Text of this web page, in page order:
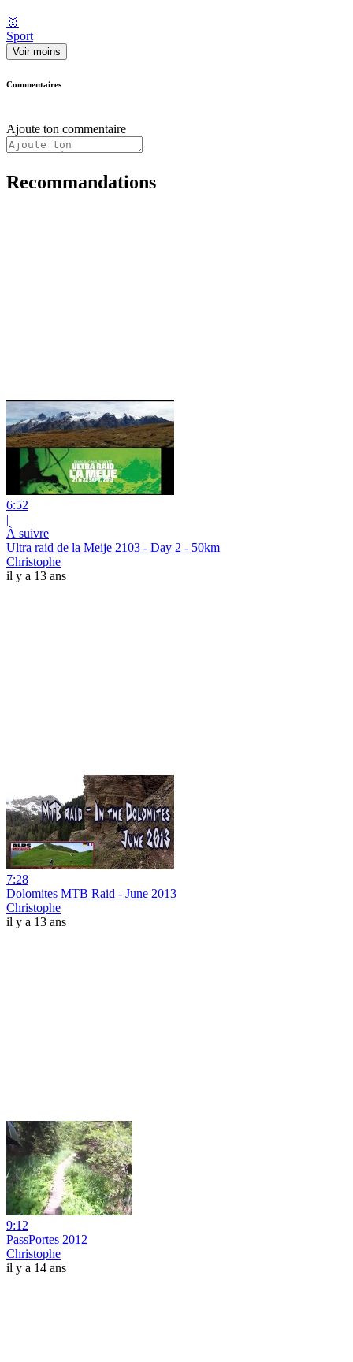
🥇
Sport
Voir moins
Commentaires
Ajoute ton commentaire
Recommandations
6:52
|
À suivre
Ultra raid de la Meije 2103 - Day 2 - 50km
Christophe
il y a 13 ans
7:28
Dolomites MTB Raid - June 2013
Christophe
il y a 13 ans
9:12
PassPortes 2012
Christophe
il y a 14 ans